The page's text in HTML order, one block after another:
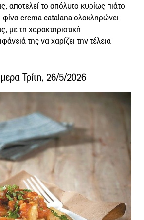
αποτελεί το απόλυτο κυρίως πιάτο
crema catalana ολοκληρώνει
με τη χαρακτηριστική
της να χαρίζει την τέλεια
Τρίτη, 26/5/2026